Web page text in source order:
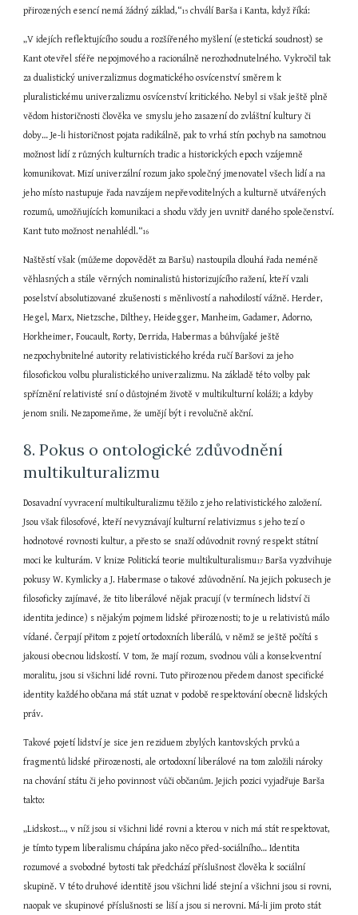
přirozených esencí nemá žádný základ,“15 chválí Barša i Kanta, když říká:
„V idejích reflektujícího soudu a rozšířeného myšlení (estetická soudnost) se
Kant otevřel sféře nepojmového a racionálně nerozhodnutelného. Vykročil tak
za dualistický univerzalizmus dogmatického osvícenství směrem k
pluralistickému univerzalizmu osvícenství kritického. Nebyl si však ještě plně
vědom historičnosti člověka ve smyslu jeho zasazení do zvláštní kultury či
doby… Je-li historičnost pojata radikálně, pak to vrhá stín pochyb na samotnou
možnost lidí z různých kulturních tradic a historických epoch vzájemně
komunikovat. Mizí univerzální rozum jako společný jmenovatel všech lidí a na
jeho místo nastupuje řada navzájem nepřevoditelných a kulturně utvářených
rozumů, umožňujících komunikaci a shodu vždy jen uvnitř daného společenství.
Kant tuto možnost nenahlédl.“16
Naštěstí však (můžeme dopovědět za Baršu) nastoupila dlouhá řada neméně
věhlasných a stále věrných nominalistů historizujícího ražení, kteří vzali
poselství absolutizované zkušenosti s měnlivostí a nahodilostí vážně. Herder,
Hegel, Marx, Nietzsche, Dilthey, Heidegger, Manheim, Gadamer, Adorno,
Horkheimer, Foucault, Rorty, Derrida, Habermas a bůhvíjaké ještě
nezpochybnitelné autority relativistického kréda ručí Baršovi za jeho
filosofickou volbu pluralistického univerzalizmu. Na základě této volby pak
spříznění relativisté sní o důstojném životě v multikulturní koláži; a kdyby
jenom snili. Nezapomeňme, že umějí být i revolučně akční.
8. Pokus o ontologické zdůvodnění
multikulturalizmu
Dosavadní vyvracení multikulturalizmu těžilo z jeho relativistického založení.
Jsou však filosofové, kteří nevyznávají kulturní relativizmus s jeho tezí o
hodnotové rovnosti kultur, a přesto se snaží odůvodnit rovný respekt státní
moci ke kulturám. V knize Politická teorie multikulturalismu17 Barša vyzdvihuje
pokusy W. Kymlicky a J. Habermase o takové zdůvodnění. Na jejich pokusech je
filosoficky zajímavé, že tito liberálové nějak pracují (v termínech lidství či
identita jedince) s nějakým pojmem lidské přirozenosti; to je u relativistů málo
vídané. Čerpají přitom z pojetí ortodoxních liberálů, v němž se ještě počítá s
jakousi obecnou lidskostí. V tom, že mají rozum, svodnou vůli a konsekventní
moralitu, jsou si všichni lidé rovni. Tuto přirozenou předem danost specifické
identity každého občana má stát uznat v podobě respektování obecně lidských
práv.
Takové pojetí lidství je sice jen reziduem zbylých kantovských prvků a
fragmentů lidské přirozenosti, ale ortodoxní liberálové na tom založili nároky
na chování státu či jeho povinnost vůči občanům. Jejich pozici vyjadřuje Barša
takto:
„Lidskost…, v níž jsou si všichni lidé rovni a kterou v nich má stát respektovat,
je tímto typem liberalismu chápána jako něco před-sociálního… Identita
rozumové a svobodné bytosti tak předchází příslušnost člověka k sociální
skupině. V této druhové identitě jsou všichni lidé stejní a všichni jsou si rovni,
naopak ve skupinové příslušnosti se liší a jsou si nerovni. Má-li jim proto stát